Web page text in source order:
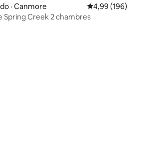
· Canmore Note moyenne de
4,99 (196)
Spring Creek 2 chambres